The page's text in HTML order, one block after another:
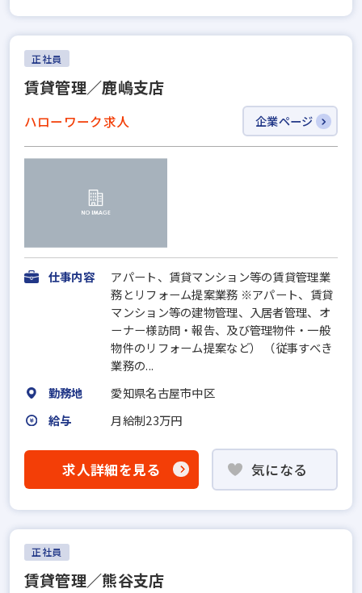
正社員
賃貸管理／鹿嶋支店
ハローワーク求人 企業ページ
仕事内容
アパート、賃貸マンション等の賃貸管理業
務とリフォーム提案業務 ※アパート、賃貸
マンション等の建物管理、入居者管理、オ
ーナー様訪問・報告、及び管理物件・一般
物件のリフォーム提案など） （従事すべき
業務の...
勤務地
愛知県名古屋市中区
給与
月給制23万円
求人詳細を見る 気になる
正社員
賃貸管理／熊谷支店